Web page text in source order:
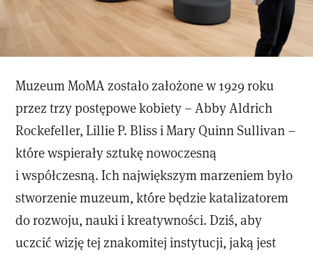
Muzeum MoMA zostało założone w 1929 roku
przez trzy postępowe kobiety – Abby Aldrich
Rockefeller, Lillie P. Bliss i Mary Quinn Sullivan –
które wspierały sztukę nowoczesną
i współczesną. Ich największym marzeniem było
stworzenie muzeum, które będzie katalizatorem
do rozwoju, nauki i kreatywności. Dziś, aby
uczcić wizję tej znakomitej instytucji, jaką jest